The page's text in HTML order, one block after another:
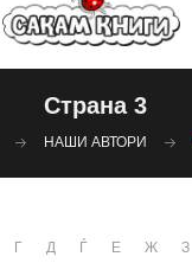
Страна 3
НАШИ АВТОРИ
Г Д Ѓ Е Ж З